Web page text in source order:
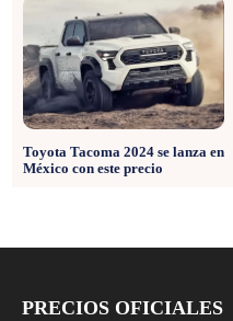
Toyota Tacoma 2024 se lanza en
México con este precio
PRECIOS OFICIALES